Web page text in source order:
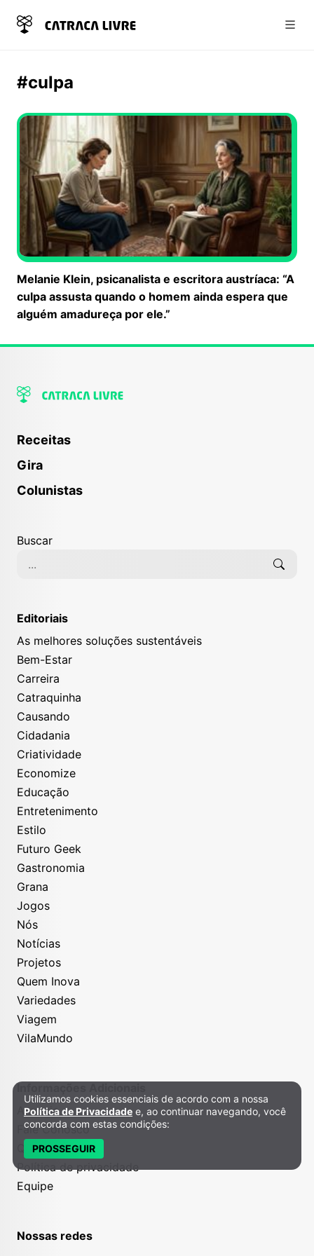
#culpa
Melanie Klein, psicanalista e escritora austríaca: “A
culpa assusta quando o homem ainda espera que
alguém amadureça por ele.”
Receitas
Gira
Colunistas
Buscar
Editoriais
As melhores soluções sustentáveis
Bem-Estar
Carreira
Catraquinha
Causando
Cidadania
Criatividade
Economize
Educação
Entretenimento
Estilo
Futuro Geek
Gastronomia
Grana
Jogos
Nós
Notícias
Projetos
Quem Inova
Variedades
Viagem
VilaMundo
Informações Adicionais
Anuncie
Fale Conosco
Quem somos
Política de privacidade
Equipe
Nossas redes
Política de Privacidade e Cookies
Utilizamos cookies essenciais de acordo com a nossa
Política de Privacidade e, ao continuar navegando, você
concorda com estas condições:
PROSSEGUIR